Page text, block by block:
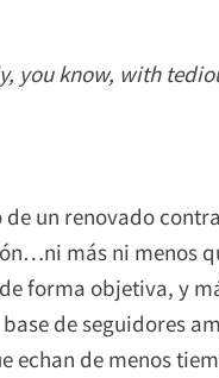
you know, with
un renovado
más ni menos
forma objetiva, y
de seguidores
echan de menos